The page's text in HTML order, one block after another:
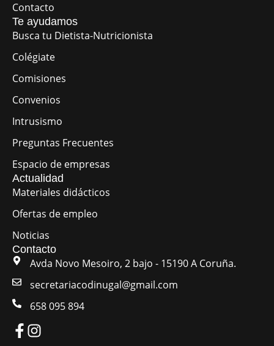
Contacto
Te ayudamos
Busca tu Dietista-Nutricionista
Colégiate
Comisiones
Convenios
Intrusismo
Preguntas Frecuentes
Espacio de empresas
Actualidad
Materiales didácticos
Ofertas de empleo
Noticias
Contacto
Avda Novo Mesoiro, 2 bajo - 15190 A Coruña.
secretariacodinugal@gmail.com
658 095 894